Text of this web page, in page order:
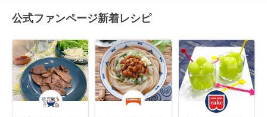
公式ファンページ新着レシピ